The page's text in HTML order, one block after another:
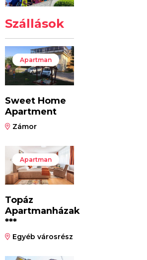
Szállások
Apartman
Sweet Home
Apartment
Zámor
Apartman
Topáz
Apartmanházak
***
Egyéb városrész